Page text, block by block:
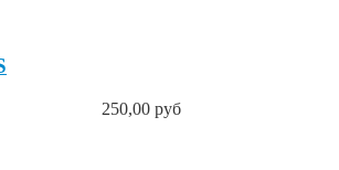
250,00 руб